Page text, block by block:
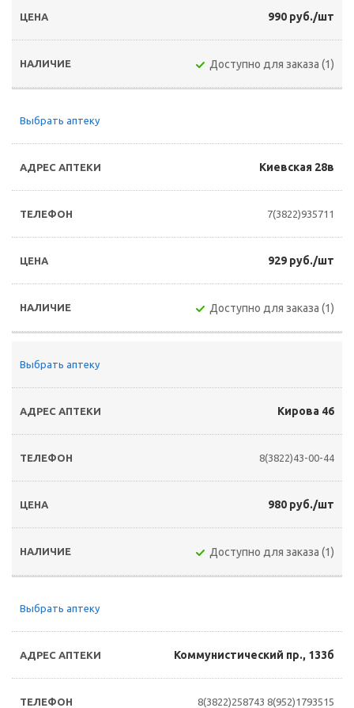
990 руб./шт
Доступно для заказа (1)
Выбрать аптеку
Киевская 28в
7(3822)935711
929 руб./шт
Доступно для заказа (1)
Выбрать аптеку
Кирова 46
8(3822)43-00-44
980 руб./шт
Доступно для заказа (1)
Выбрать аптеку
Коммунистический пр., 133б
8(3822)258743 8(952)1793515